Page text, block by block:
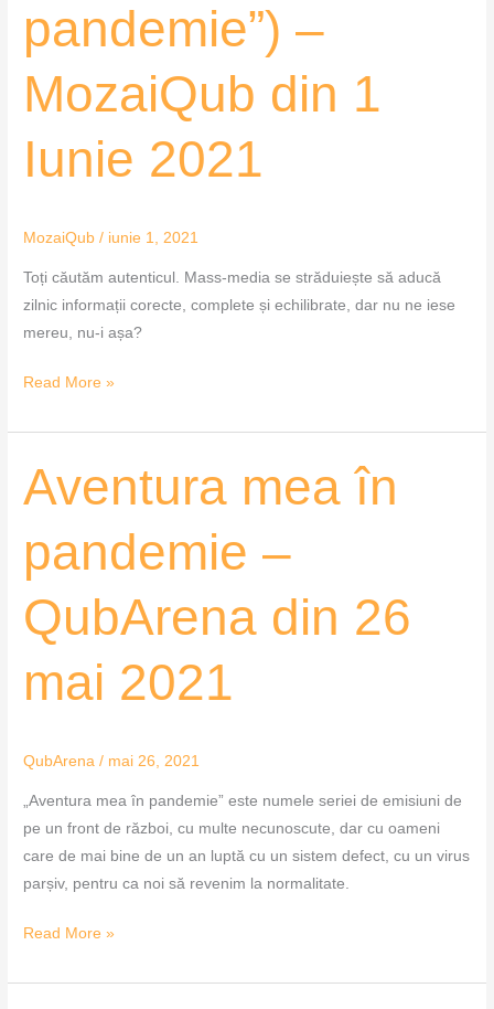
pandemie”) –
MozaiQub din 1
Iunie 2021
MozaiQub / iunie 1, 2021
Toți căutăm autenticul. Mass-media se străduiește să aducă
zilnic informații corecte, complete și echilibrate, dar nu ne iese
mereu, nu-i așa?
mea
în
pandemie”)
MozaiQub
din
Iunie
Read More »
Aventura mea în
pandemie –
QubArena din 26
mai 2021
QubArena / mai 26, 2021
„Aventura mea în pandemie” este numele seriei de emisiuni de
pe un front de război, cu multe necunoscute, dar cu oameni
care de mai bine de un an luptă cu un sistem defect, cu un virus
parșiv, pentru ca noi să revenim la normalitate.
Aventura
mea
pandemie
–
QubArena
din
Read More »